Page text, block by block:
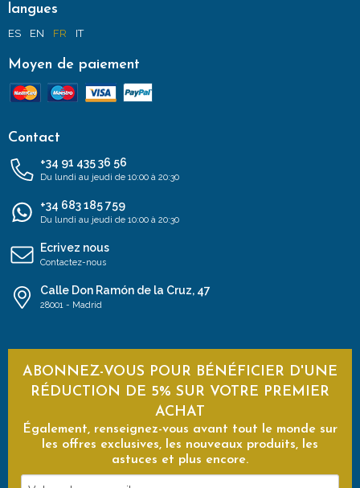
langues
ES EN FR IT
Moyen de paiement
Contact
+34 91 435 36 56
Du lundi au jeudi de 10:00 à 20:30
+34 683 185 759
Du lundi au jeudi de 10:00 à 20:30
Ecrivez nous
Contactez-nous
Calle Don Ramón de la Cruz, 47
28001 - Madrid
ABONNEZ-VOUS POUR BÉNÉFICIER D'UNE
RÉDUCTION DE 5% SUR VOTRE PREMIER
ACHAT
Également, renseignez-vous avant tout le monde sur
les offres exclusives, les nouveaux produits, les
astuces et plus encore.
Votre